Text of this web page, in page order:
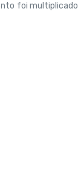
foi multiplicado